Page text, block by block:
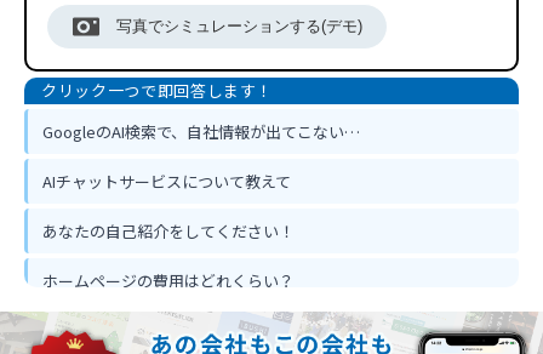
写真でシミュレーションする(デモ)
GoogleのAI検索で、自社情報が出てこない…
AIチャットサービスについて教えて
あなたの自己紹介をしてください！
ホームページの費用はどれくらい？
ホームページ作って反響は出るの？